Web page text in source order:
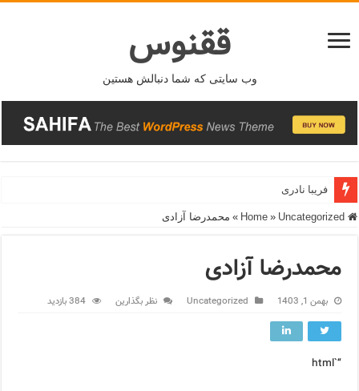
ققنوس
وب سایتی که شما دنبالش هستین
فریبا نادری
» Uncategorized
» محمدرضا آزادی
محمدرضا آزادی
بهمن 1, 1403 Uncategorized نظر بگذارین 384 بازدید
“`html